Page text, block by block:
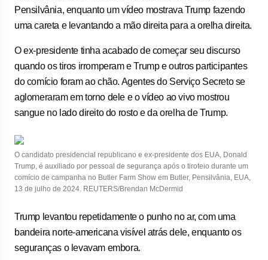
Pensilvânia, enquanto um vídeo mostrava Trump fazendo
uma careta e levantando a mão direita para a orelha direita.
O ex-presidente tinha acabado de começar seu discurso
quando os tiros irromperam e Trump e outros participantes
do comício foram ao chão. Agentes do Serviço Secreto se
aglomeraram em torno dele e o vídeo ao vivo mostrou
sangue no lado direito do rosto e da orelha de Trump.
O candidato presidencial republicano e ex-presidente dos EUA, Donald
Trump, é auxiliado por pessoal de segurança após o tiroteio durante um
comício de campanha no Butler Farm Show em Butler, Pensilvânia, EUA,
13 de julho de 2024. REUTERS/Brendan McDermid
Trump levantou repetidamente o punho no ar, com uma
bandeira norte-americana visível atrás dele, enquanto os
seguranças o levavam embora.